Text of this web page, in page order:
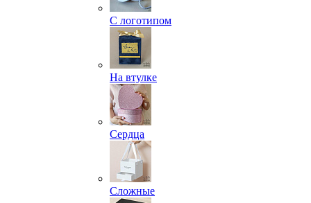
С логотипом
На втулке
Сердца
Сложные